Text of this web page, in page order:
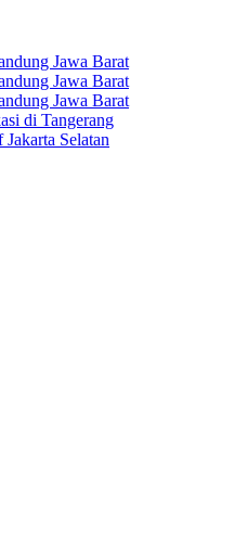
Jawa Barat
Jawa Barat
Jawa Barat
di Tangerang
Selatan